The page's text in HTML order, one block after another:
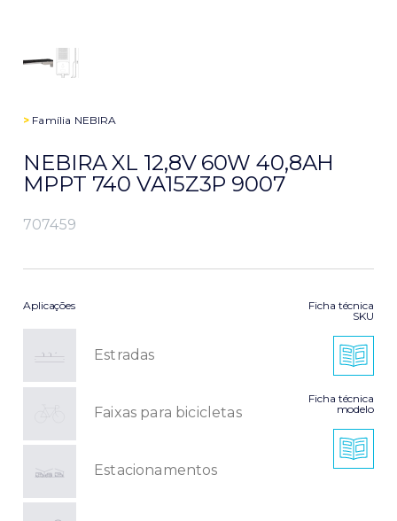
> Família NEBIRA
NEBIRA XL 12,8V 60W 40,8AH
MPPT 740 VA15Z3P 9007
707459
Aplicações
Estradas
Faixas para bicicletas
Estacionamentos
Ficha técnica
SKU
Ficha técnica
modelo